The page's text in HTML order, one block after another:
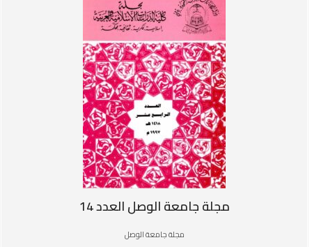
مجلة جامعة الوصل العدد 14
مجلة جامعة الوصل